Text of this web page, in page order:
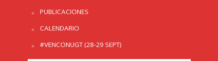
PUBLICACIONES
CALENDARIO
#VENCONUGT (28-29 SEPT)